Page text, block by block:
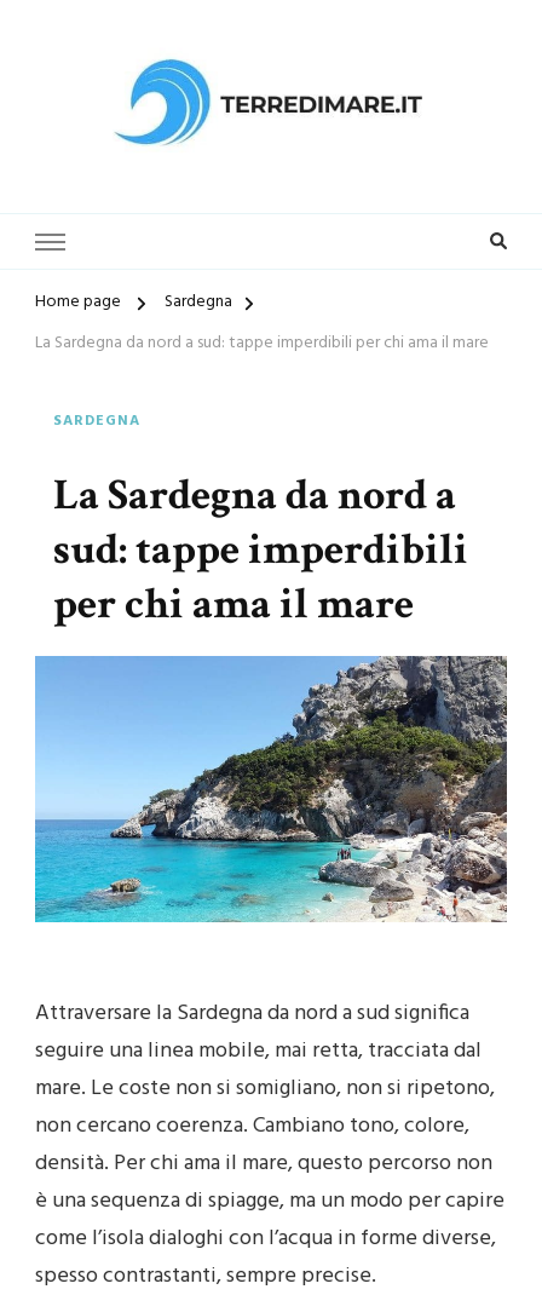
Home page
Sardegna
La Sardegna da nord a sud: tappe imperdibili per chi ama il mare
SARDEGNA
La Sardegna da nord a
sud: tappe imperdibili
per chi ama il mare
Attraversare la Sardegna da nord a sud significa
seguire una linea mobile, mai retta, tracciata dal
mare. Le coste non si somigliano, non si ripetono,
non cercano coerenza. Cambiano tono, colore,
densità. Per chi ama il mare, questo percorso non
è una sequenza di spiagge, ma un modo per capire
come l’isola dialoghi con l’acqua in forme diverse,
spesso contrastanti, sempre precise.